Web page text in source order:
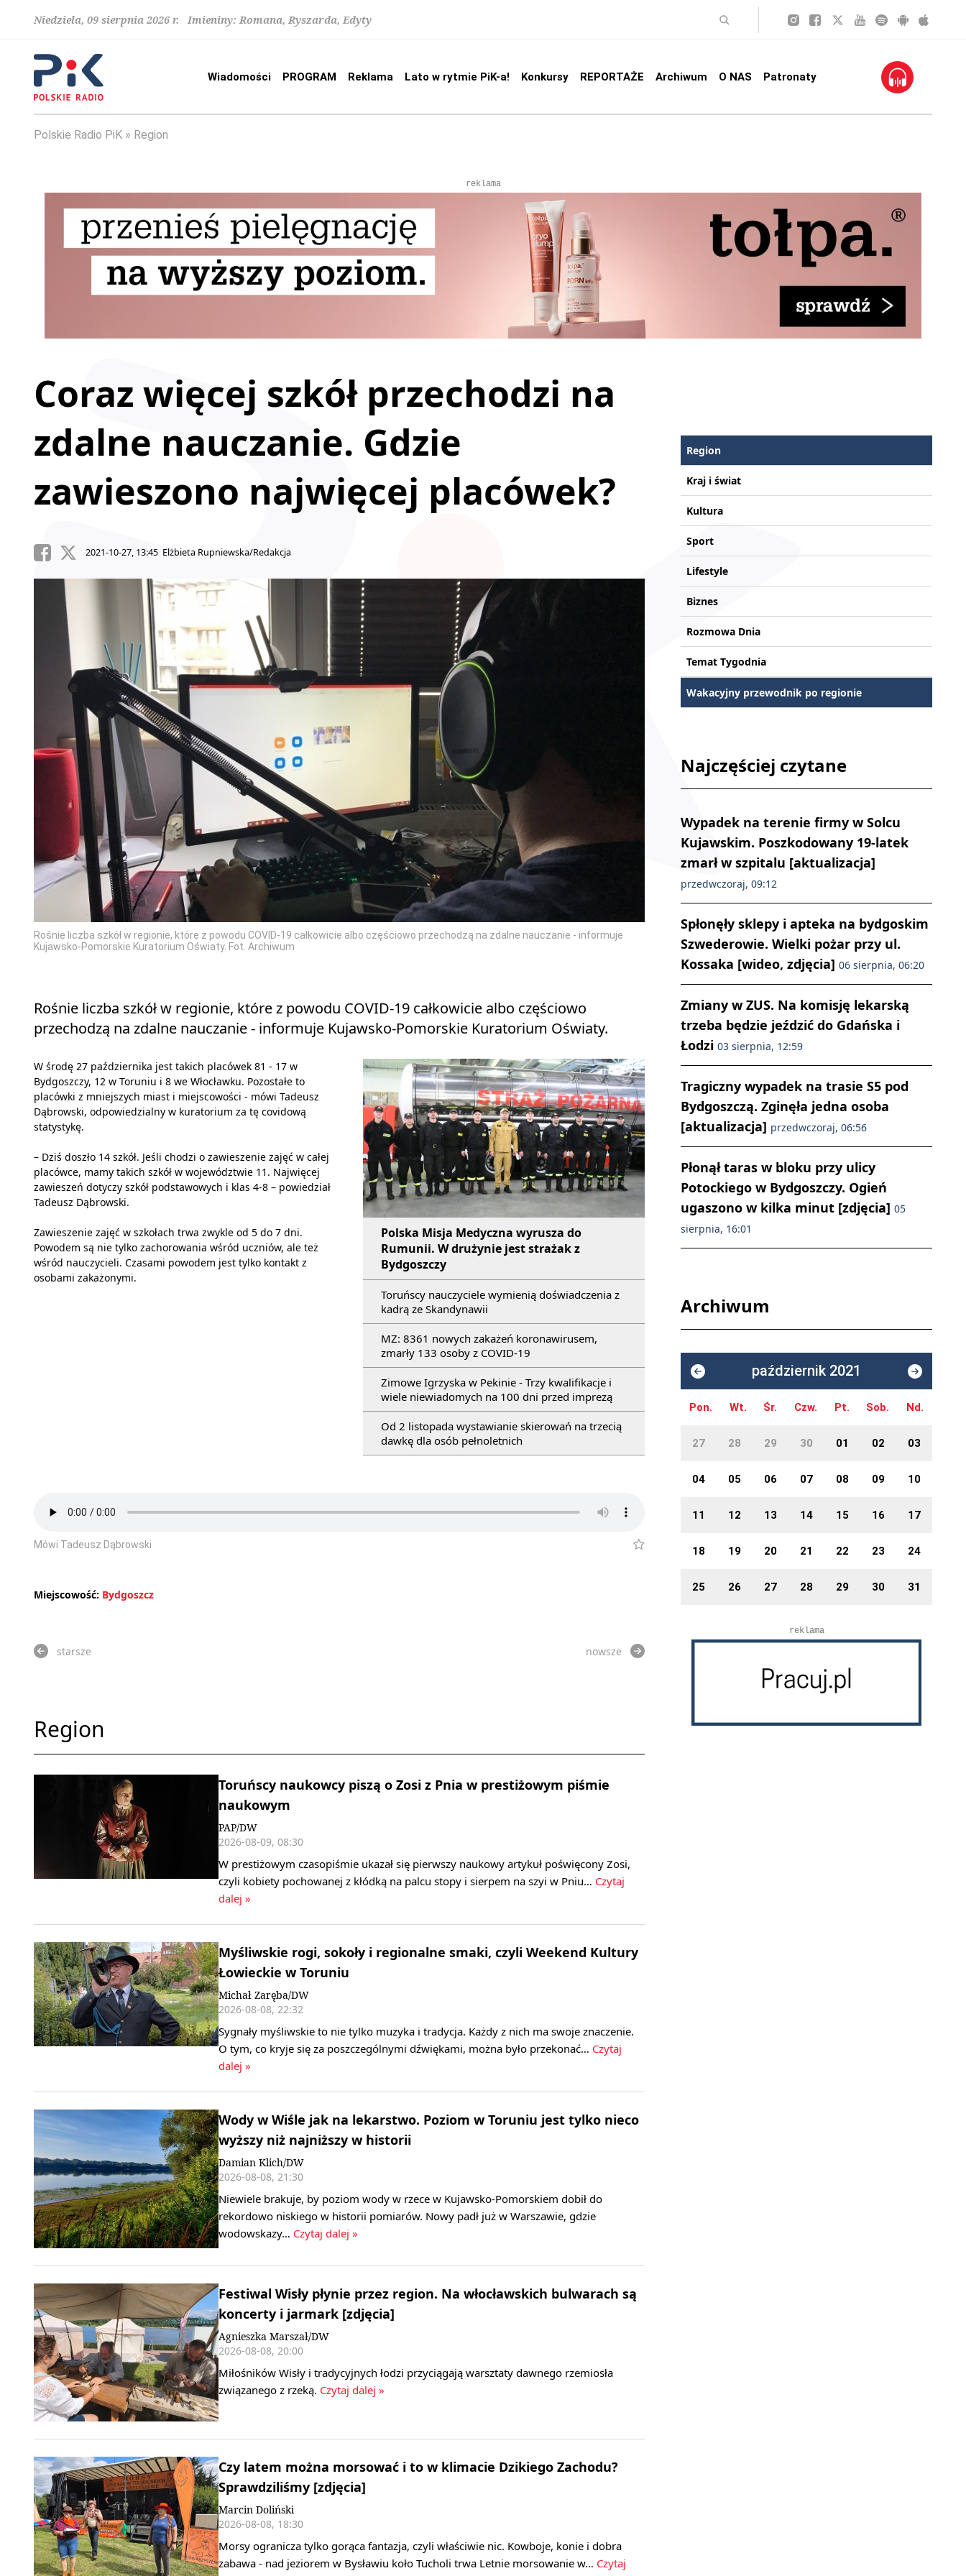
Niedziela, 09 sierpnia 2026 r. Imieniny: Romana, Ryszarda, Edyty
Wiadomości PROGRAM Reklama Lato w rytmie PiK-a! Konkursy REPORTAŻE Archiwum O NAS Patronaty
Polskie Radio PiK Region
reklama
Coraz więcej szkół przechodzi na
zdalne nauczanie. Gdzie
zawieszono najwięcej placówek?
2021-10-27, 13:45 Elżbieta Rupniewska/Redakcja
Rośnie liczba szkół w regionie, które z powodu COVID-19 całkowicie albo częściowo przechodzą na zdalne nauczanie - informuje
Kujawsko-Pomorskie Kuratorium Oświaty. Fot. Archiwum
Rośnie liczba szkół w regionie, które z powodu COVID-19 całkowicie albo częściowo
przechodzą na zdalne nauczanie - informuje Kujawsko-Pomorskie Kuratorium Oświaty.
Polska Misja Medyczna wyrusza do
Rumunii. W drużynie jest strażak z
Bydgoszczy
Toruńscy nauczyciele wymienią doświadczenia z
kadrą ze Skandynawii
MZ: 8361 nowych zakażeń koronawirusem,
zmarły 133 osoby z COVID-19
Zimowe Igrzyska w Pekinie - Trzy kwalifikacje i
wiele niewiadomych na 100 dni przed imprezą
Od 2 listopada wystawianie skierowań na trzecią
dawkę dla osób pełnoletnich
W środę 27 października jest takich placówek 81 - 17 w
Bydgoszczy, 12 w Toruniu i 8 we Włocławku. Pozostałe to
placówki z mniejszych miast i miejscowości - mówi Tadeusz
Dąbrowski, odpowiedzialny w kuratorium za tę covidową
statystykę.
– Dziś doszło 14 szkół. Jeśli chodzi o zawieszenie zajęć w całej
placówce, mamy takich szkół w województwie 11. Najwięcej
zawieszeń dotyczy szkół podstawowych i klas 4-8 – powiedział
Tadeusz Dąbrowski.
Zawieszenie zajęć w szkołach trwa zwykle od 5 do 7 dni.
Powodem są nie tylko zachorowania wśród uczniów, ale też
wśród nauczycieli. Czasami powodem jest tylko kontakt z
osobami zakażonymi.
Mówi Tadeusz Dąbrowski
Miejscowość: Bydgoszcz
starsze nowsze
Region
Toruńscy naukowcy piszą o Zosi z Pnia w prestiżowym piśmie
naukowym
PAP/DW
2026-08-09, 08:30
W prestiżowym czasopiśmie ukazał się pierwszy naukowy artykuł poświęcony Zosi,
czyli kobiety pochowanej z kłódką na palcu stopy i sierpem na szyi w Pniu… Czytaj
dalej »
Myśliwskie rogi, sokoły i regionalne smaki, czyli Weekend Kultury
Łowieckie w Toruniu
Michał Zaręba/DW
2026-08-08, 22:32
Sygnały myśliwskie to nie tylko muzyka i tradycja. Każdy z nich ma swoje znaczenie.
O tym, co kryje się za poszczególnymi dźwiękami, można było przekonać… Czytaj
dalej »
Wody w Wiśle jak na lekarstwo. Poziom w Toruniu jest tylko nieco
wyższy niż najniższy w historii
Damian Klich/DW
2026-08-08, 21:30
Niewiele brakuje, by poziom wody w rzece w Kujawsko-Pomorskiem dobił do
rekordowo niskiego w historii pomiarów. Nowy padł już w Warszawie, gdzie
wodowskazy… Czytaj dalej »
Festiwal Wisły płynie przez region. Na włocławskich bulwarach są
koncerty i jarmark [zdjęcia]
Agnieszka Marszał/DW
2026-08-08, 20:00
Miłośników Wisły i tradycyjnych łodzi przyciągają warsztaty dawnego rzemiosła
związanego z rzeką. Czytaj dalej »
Czy latem można morsować i to w klimacie Dzikiego Zachodu?
Sprawdziliśmy [zdjęcia]
Marcin Doliński
2026-08-08, 18:30
Morsy ogranicza tylko gorąca fantazja, czyli właściwie nic. Kowboje, konie i dobra
zabawa - nad jeziorem w Bysławiu koło Tucholi trwa Letnie morsowanie w… Czytaj
Region
Kraj i świat
Kultura
Sport
Lifestyle
Biznes
Rozmowa Dnia
Temat Tygodnia
Wakacyjny przewodnik po regionie
Najczęściej czytane
Wypadek na terenie firmy w Solcu
Kujawskim. Poszkodowany 19-latek
zmarł w szpitalu [aktualizacja]
przedwczoraj, 09:12
Spłonęły sklepy i apteka na bydgoskim
Szwederowie. Wielki pożar przy ul.
Kossaka [wideo, zdjęcia] 06 sierpnia, 06:20
Zmiany w ZUS. Na komisję lekarską
trzeba będzie jeździć do Gdańska i
Łodzi 03 sierpnia, 12:59
Tragiczny wypadek na trasie S5 pod
Bydgoszczą. Zginęła jedna osoba
[aktualizacja] przedwczoraj, 06:56
Płonął taras w bloku przy ulicy
Potockiego w Bydgoszczy. Ogień
ugaszono w kilka minut [zdjęcia] 05
sierpnia, 16:01
Archiwum
październik 2021
Pon. Wt. Śr. Czw. Pt. Sob. Nd.
27 28 29 30 01 02 03
04 05 06 07 08 09 10
11 12 13 14 15 16 17
18 19 20 21 22 23 24
25 26 27 28 29 30 31
reklama